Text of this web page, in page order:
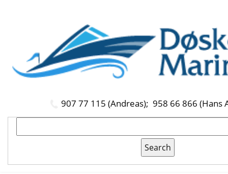
907 77 115 (Andreas); 958 66 866 (Hans